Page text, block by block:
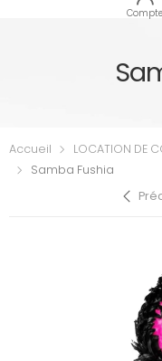
Compte
Accueil LOCATION DE
Samba Fushia